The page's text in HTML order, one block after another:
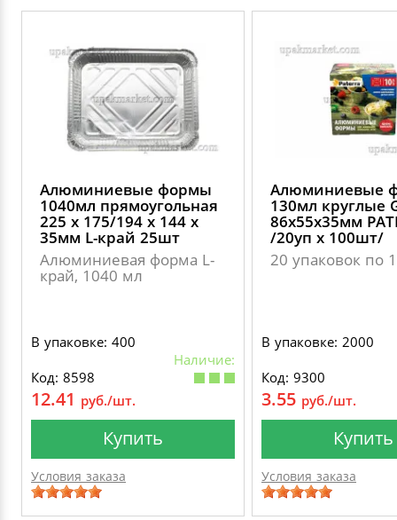
Алюминиевые формы
1040мл прямоугольная
225 х 175/194 х 144 х
35мм L-край 25шт
Алюминиевая форма L-
край, 1040 мл
В упаковке: 400
Наличие:
Код: 8598
12.41 руб./шт.
Купить
Условия заказа
Алюминиевые
130мл круглые
86х55х35мм
/20уп х 100шт/
20 упаковок по
В упаковке: 2000
Код: 9300
3.55 руб./шт.
Купить
Условия заказа